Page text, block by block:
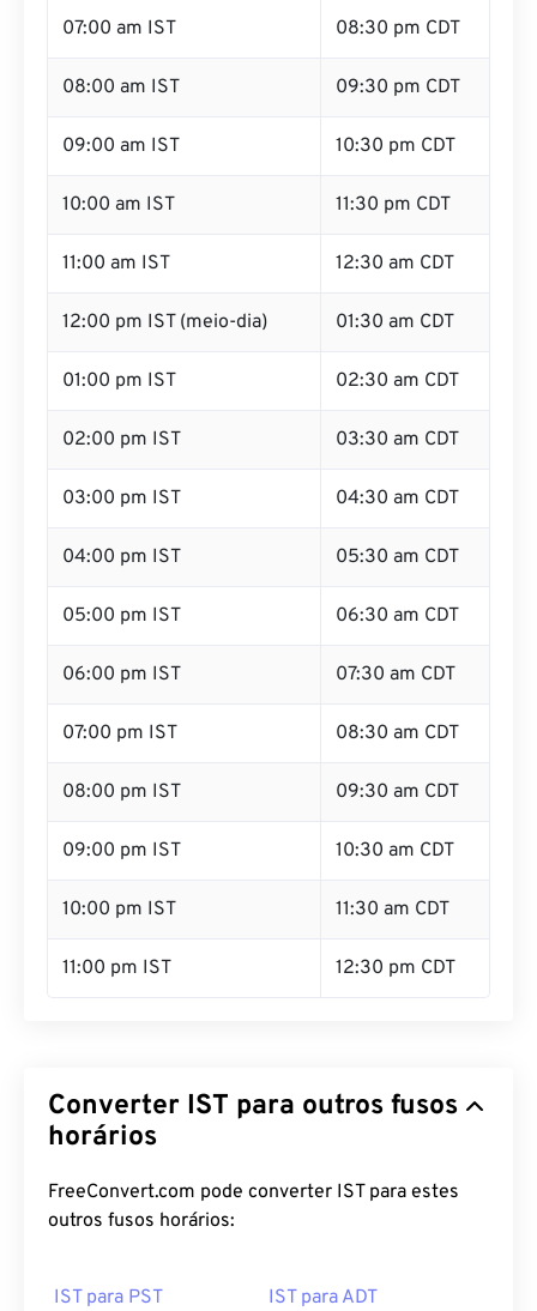
07:00 am IST 08:30 pm CDT
08:00 am IST 09:30 pm CDT
09:00 am IST 10:30 pm CDT
10:00 am IST 11:30 pm CDT
11:00 am IST 12:30 am CDT
12:00 pm IST (meio-dia) 01:30 am CDT
01:00 pm IST 02:30 am CDT
02:00 pm IST 03:30 am CDT
03:00 pm IST 04:30 am CDT
04:00 pm IST 05:30 am CDT
05:00 pm IST 06:30 am CDT
06:00 pm IST 07:30 am CDT
07:00 pm IST 08:30 am CDT
08:00 pm IST 09:30 am CDT
09:00 pm IST 10:30 am CDT
10:00 pm IST 11:30 am CDT
11:00 pm IST 12:30 pm CDT
Converter IST para outros fusos
horários
FreeConvert.com pode converter IST para estes
outros fusos horários:
IST para PST IST para ADT